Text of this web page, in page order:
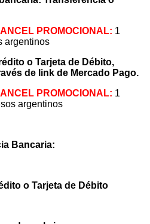
PROMOCIONAL: 1
argentinos
o Tarjeta de Débito,
de link de Mercado Pago.
PROMOCIONAL: 1
argentinos
Bancaria:
o Tarjeta de Débito